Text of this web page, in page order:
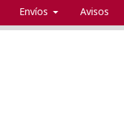
Envíos Avisos